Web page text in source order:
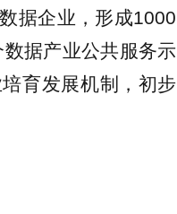
据企业，形成1000
据产业公共服务示
育发展机制，初步